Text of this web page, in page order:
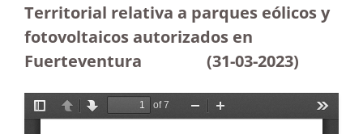
Territorial relativa a parques eólicos y
fotovoltaicos autorizados en
Fuerteventura (31-03-2023)